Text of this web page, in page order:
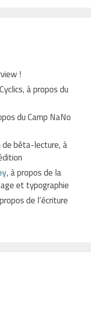
!
à propos du
du Camp NaNo
de bêta-lecture, à
, à propos de la
et typographie
de l’écriture